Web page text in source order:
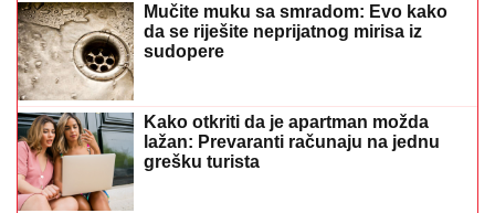
Mučite muku sa smradom: Evo kako
da se riješite neprijatnog mirisa iz
sudopere
Kako otkriti da je apartman možda
lažan: Prevaranti računaju na jednu
grešku turista